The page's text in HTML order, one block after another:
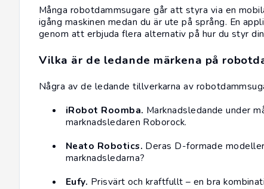
Många robotdammsugare går att styra via en
igång maskinen medan du är ute på språng. En
genom att erbjuda flera alternativ på hur du styr
Vilka är de ledande märkena på
Några av de ledande tillverkarna av
iRobot Roomba. Marknadsledande under
marknadsledaren Roborock.
Neato Robotics. Deras D-formade
marknadsledarna?
Eufy. Prisvärt och kraftfullt – en bra